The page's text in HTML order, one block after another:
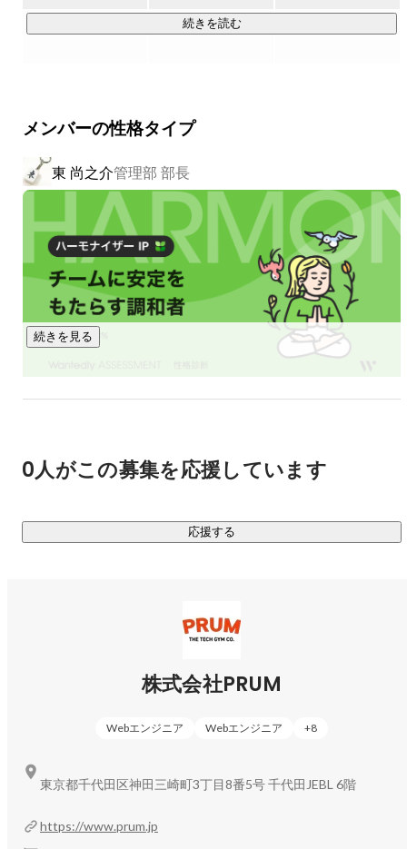
課題解決型のWebアプリケーション開発事業を展開してい
佐渡島でのWebエンジニア雇用の創出と、佐渡島島内のDX
推進をしています。
◇ エンジニア教育事業
社内研修制度「PRUMアカデミー」で培ったノウハウを活
かして、
個人向け・法人向けに実践的なプログラミングスクールを
提供しています。
続きを読む
メンバーの性格タイプ
東 尚之介管理部 部長
続きを見る
0人がこの募集を応援しています
応援する
株式会社PRUM
Webエンジニア Webエンジニア +8
https://www.prum.jp
東京都千代田区神田三崎町3丁目8番5号 千代田JEBL 6階